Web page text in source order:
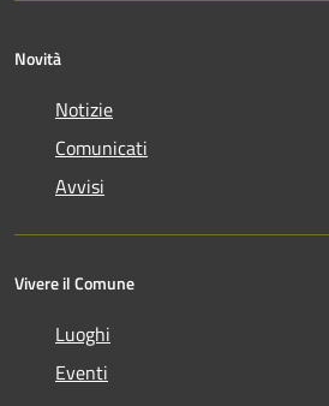
Novità
Notizie
Comunicati
Avvisi
Vivere il Comune
Luoghi
Eventi